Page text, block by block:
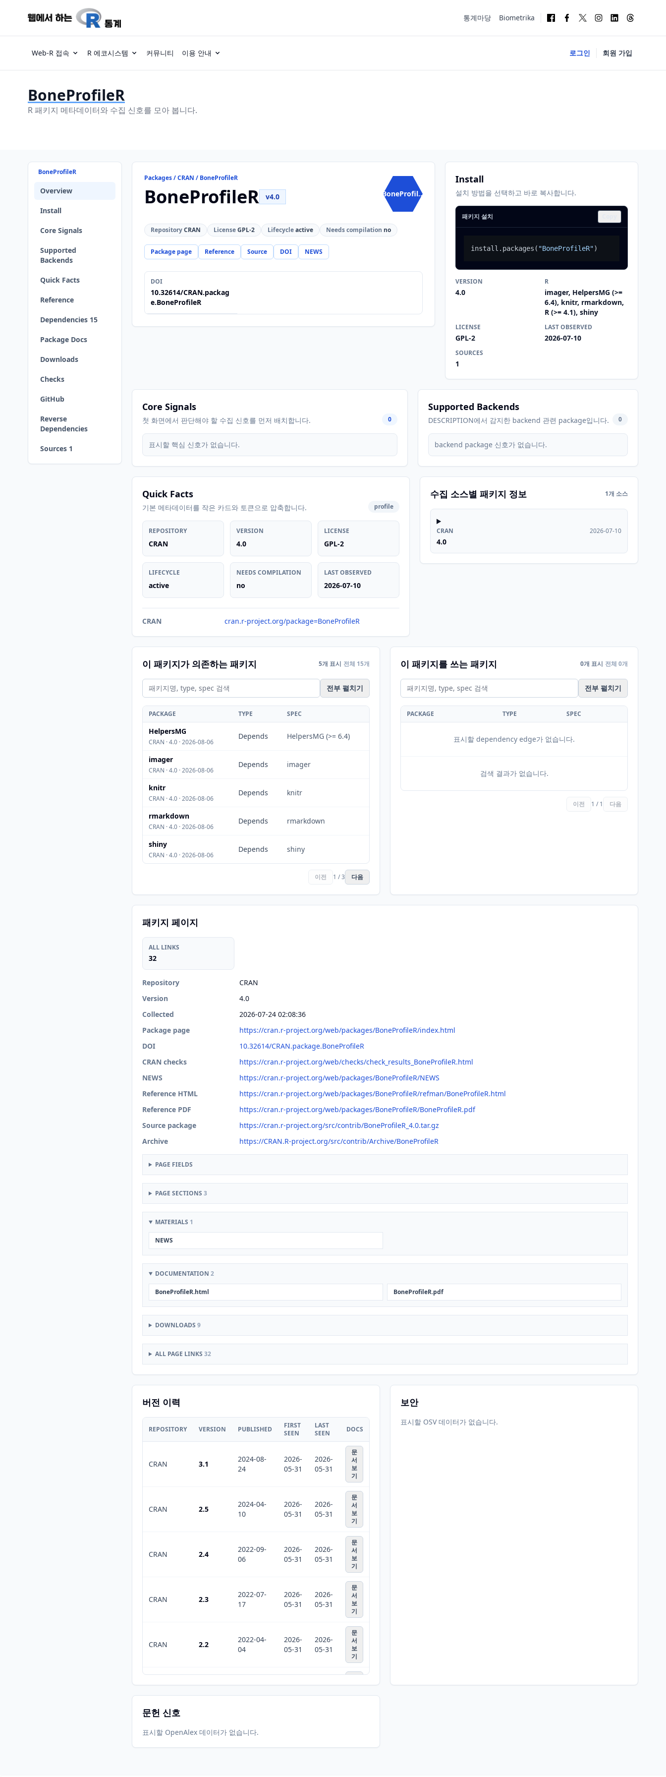
통계마당 Biometrika
Web-R 접속 R 에코시스템 커뮤니티 이용 안내 로그인 회원 가입
BoneProfileR
R 패키지 메타데이터와 수집 신호를 모아 봅니다.
BoneProfileR
Overview
Install
Core Signals
Supported
Backends
Quick Facts
Reference
Dependencies 15
Package Docs
Downloads
Checks
GitHub
Reverse
Dependencies
Sources 1
Packages / CRAN / BoneProfileR
BoneProfileR v4.0 BoneProfil...
RepositoryCRAN LicenseGPL-2 Lifecycleactive Needs compilation no
Package page Reference Source DOI NEWS
DOI
10.32614/CRAN.packag
e.BoneProfileR
Install
설치 방법을 선택하고 바로 복사합니다.
패키지 설치
install.packages ( "BoneProfileR")
VERSION
4.0
R
imager, HelpersMG (>=
6.4), knitr, rmarkdown,
R (>= 4.1), shiny
LICENSE
GPL-2
LAST OBSERVED
2026-07-10
SOURCES
1
Core Signals
첫 화면에서 판단해야 할 수집 신호를 먼저 배치합니다. 0
표시할 핵심 신호가 없습니다.
Supported Backends
DESCRIPTION에서 감지한 backend 관련 package입니다. 0
backend package 신호가 없습니다.
Quick Facts
기본 메타데이터를 작은 카드와 토큰으로 압축합니다. profile
REPOSITORY
CRAN
VERSION
4.0
LICENSE
GPL-2
LIFECYCLE
active
NEEDS COMPILATION
no
LAST OBSERVED
2026-07-10
CRAN cran.r-project.org/package=BoneProfileR
수집 소스별 패키지 정보 1개 소스
CRAN
4.0
2026-07-10
이 패키지가 의존하는 패키지 5개 표시 전체 15개
전부 펼치기
PACKAGE TYPE SPEC
HelpersMG
CRAN · 4.0 · 2026-08-06
Depends HelpersMG (>= 6.4)
imager
CRAN · 4.0 · 2026-08-06
Depends imager
knitr
CRAN · 4.0 · 2026-08-06
Depends knitr
rmarkdown
CRAN · 4.0 · 2026-08-06
Depends rmarkdown
shiny
CRAN · 4.0 · 2026-08-06
Depends shiny
이전 1 / 3 다음
이 패키지를 쓰는 패키지 0개 표시 전체 0개
전부 펼치기
PACKAGE TYPE SPEC
표시할 dependency edge가 없습니다.
검색 결과가 없습니다.
이전 1 / 1 다음
패키지 페이지
ALL LINKS
32
Repository
CRAN
Version
4.0
Collected
2026-07-24 02:08:36
Package page
https://cran.r-project.org/web/packages/BoneProfileR/index.html
DOI
10.32614/CRAN.package.BoneProfileR
CRAN checks
https://cran.r-project.org/web/checks/check_results_BoneProfileR.html
NEWS
https://cran.r-project.org/web/packages/BoneProfileR/NEWS
Reference HTML
https://cran.r-project.org/web/packages/BoneProfileR/refman/BoneProfileR.html
Reference PDF
https://cran.r-project.org/web/packages/BoneProfileR/BoneProfileR.pdf
Source package
https://cran.r-project.org/src/contrib/BoneProfileR_4.0.tar.gz
Archive
https://CRAN.R-project.org/src/contrib/Archive/BoneProfileR
PAGE FIELDS
PAGE SECTIONS 3
MATERIALS 1
NEWS
DOCUMENTATION 2
BoneProfileR.html BoneProfileR.pdf
DOWNLOADS 9
ALL PAGE LINKS 32
버전 이력
REPOSITORY VERSION PUBLISHED
FIRST
SEEN
LAST
SEEN
DOCS
CRAN 3.1
2024-08-
24
2026-
05-31
2026-
05-31
문
서
보
기
CRAN 2.5
2024-04-
10
2026-
05-31
2026-
05-31
문
서
보
기
CRAN 2.4
2022-09-
06
2026-
05-31
2026-
05-31
문
서
보
기
CRAN 2.3
2022-07-
17
2026-
05-31
2026-
05-31
문
서
보
기
CRAN 2.2
2022-04-
04
2026-
05-31
2026-
05-31
문
서
보
기
2022-03-
05
2026-
05-31
2026-
05-31
문
서
CRAN 2.0-2
2022-02-
기
보안
표시할 OSV 데이터가 없습니다.
문헌 신호
표시할 OpenAlex 데이터가 없습니다.